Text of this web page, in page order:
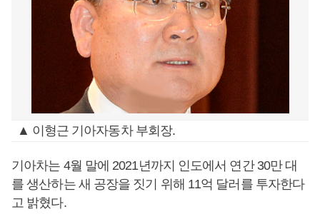
▲ 이형근 기아자동차 부회장.
기아차는 4월 말에 2021년까지 인도에서 연간 30만 대
를 생산하는 새 공장을 짓기 위해 11억 달러를 투자한다
고 밝혔다.